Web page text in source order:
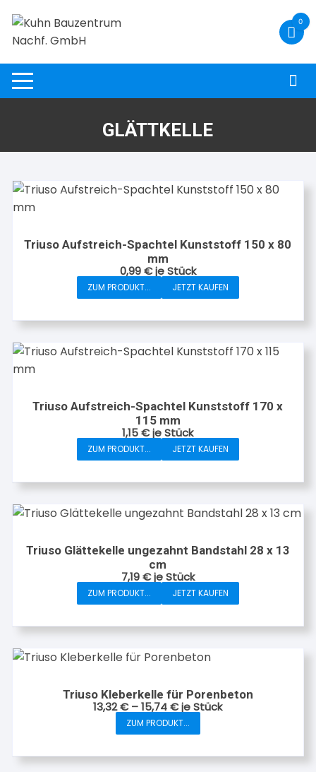
Inhalt
springen
0
GLÄTTKELLE
Triuso Aufstreich-Spachtel Kunststoff 150 x 80
mm
0,99€je Stück
ZUM PRODUKT... JETZT KAUFEN
Triuso Aufstreich-Spachtel Kunststoff 170 x
115 mm
1,15€je Stück
ZUM PRODUKT... JETZT KAUFEN
Triuso Glättekelle ungezahnt Bandstahl 28 x 13
cm
7,19€je Stück
ZUM PRODUKT... JETZT KAUFEN
Triuso Kleberkelle für Porenbeton
13,32€–15,74€je Stück
ZUM PRODUKT...
Dieses
weist